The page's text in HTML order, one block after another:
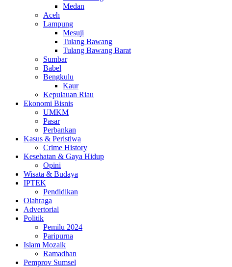
Medan
Aceh
Lampung
Mesuji
Tulang Bawang
Tulang Bawang Barat
Sumbar
Babel
Bengkulu
Kaur
Kepulauan Riau
Ekonomi Bisnis
UMKM
Pasar
Perbankan
Kasus & Peristiwa
Crime History
Kesehatan & Gaya Hidup
Opini
Wisata & Budaya
IPTEK
Pendidikan
Olahraga
Advertorial
Politik
Pemilu 2024
Paripurna
Islam Mozaik
Ramadhan
Pemprov Sumsel